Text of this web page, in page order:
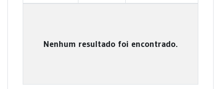
Nenhum resultado foi encontrado.